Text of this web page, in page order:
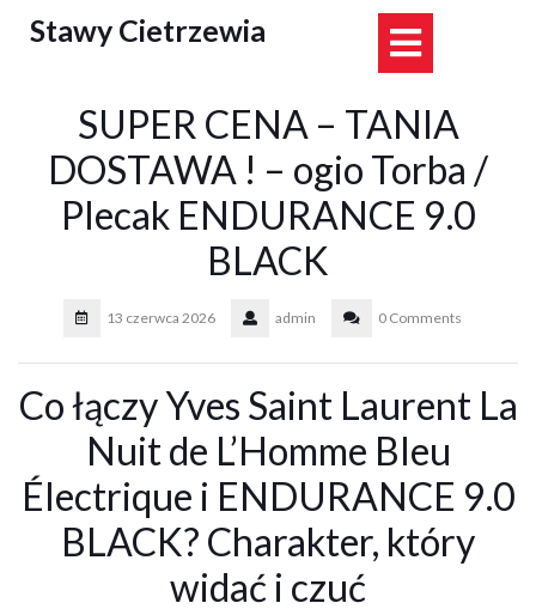
Stawy Cietrzewia
SUPER CENA – TANIA
DOSTAWA ! – ogio Torba /
Plecak ENDURANCE 9.0
BLACK
13 czerwca 2026 admin 0 Comments
Co łączy Yves Saint Laurent La
Nuit de L’Homme Bleu
Électrique i ENDURANCE 9.0
BLACK? Charakter, który
widać i czuć